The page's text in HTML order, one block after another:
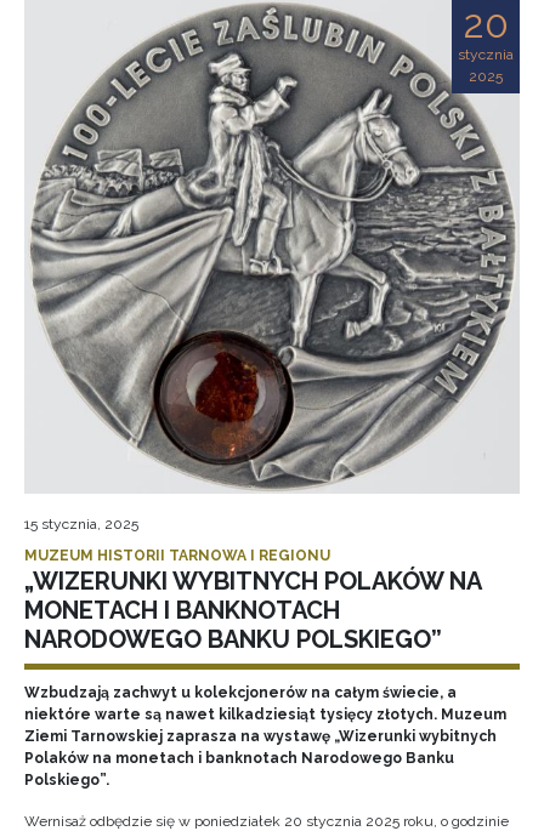
20
stycznia
2025
15 stycznia, 2025
MUZEUM HISTORII TARNOWA I REGIONU
„WIZERUNKI WYBITNYCH POLAKÓW NA
MONETACH I BANKNOTACH
NARODOWEGO BANKU POLSKIEGO”
Wzbudzają zachwyt u kolekcjonerów na całym świecie, a
niektóre warte są nawet kilkadziesiąt tysięcy złotych. Muzeum
Ziemi Tarnowskiej zaprasza na wystawę „Wizerunki wybitnych
Polaków na monetach i banknotach Narodowego Banku
Polskiego”.
Wernisaż odbędzie się w poniedziałek 20 stycznia 2025 roku, o godzinie